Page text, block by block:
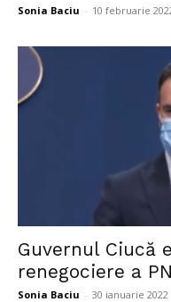
Sonia Baciu - 10 februarie
Guvernul Ciucă
renegociere a
Sonia Baciu - 30 ianuarie 2022